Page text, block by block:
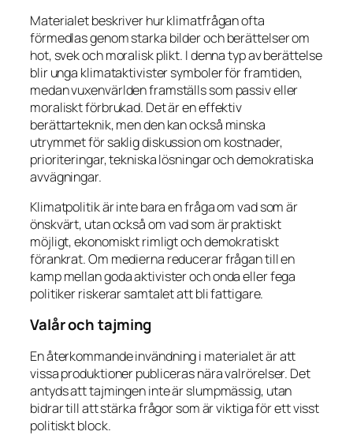
Materialet beskriver hur klimatfrågan ofta
förmedlas genom starka bilder och berättelser om
hot, svek och moralisk plikt. I denna typ av berättelse
blir unga klimataktivister symboler för framtiden,
medan vuxenvärlden framställs som passiv eller
moraliskt förbrukad. Det är en effektiv
berättarteknik, men den kan också minska
utrymmet för saklig diskussion om kostnader,
prioriteringar, tekniska lösningar och demokratiska
avvägningar.
Klimatpolitik är inte bara en fråga om vad som är
önskvärt, utan också om vad som är praktiskt
möjligt, ekonomiskt rimligt och demokratiskt
förankrat. Om medierna reducerar frågan till en
kamp mellan goda aktivister och onda eller fega
politiker riskerar samtalet att bli fattigare.
Valår och tajming
En återkommande invändning i materialet är att
vissa produktioner publiceras nära valrörelser. Det
antyds att tajmingen inte är slumpmässig, utan
bidrar till att stärka frågor som är viktiga för ett visst
politiskt block.